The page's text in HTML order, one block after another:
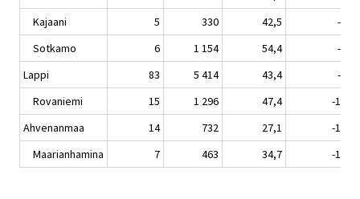
Kajaani
5 330 42,5
-4,9
Sotkamo
6 1 154 54,4
-7,3
Lappi
83 5 414 43,4
-5,7
Rovaniemi
15 1 296 47,4
-10,6
Ahvenanmaa
14 732 27,1
-17,6
Maarianhamina
7 463 34,7 -19,0